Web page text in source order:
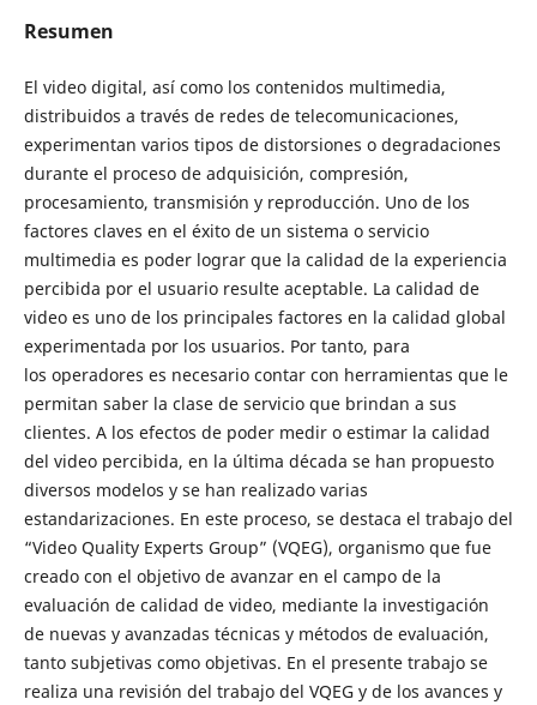
Resumen
El video digital, así como los contenidos multimedia,
distribuidos a través de redes de telecomunicaciones,
experimentan varios tipos de distorsiones o degradaciones
durante el proceso de adquisición, compresión,
procesamiento, transmisión y reproducción. Uno de los
factores claves en el éxito de un sistema o servicio
multimedia es poder lograr que la calidad de la experiencia
percibida por el usuario resulte aceptable. La calidad de
video es uno de los principales factores en la calidad global
experimentada por los usuarios. Por tanto, para
los operadores es necesario contar con herramientas que le
permitan saber la clase de servicio que brindan a sus
clientes. A los efectos de poder medir o estimar la calidad
del video percibida, en la última década se han propuesto
diversos modelos y se han realizado varias
estandarizaciones. En este proceso, se destaca el trabajo del
“Video Quality Experts Group” (VQEG), organismo que fue
creado con el objetivo de avanzar en el campo de la
evaluación de calidad de video, mediante la investigación
de nuevas y avanzadas técnicas y métodos de evaluación,
tanto subjetivas como objetivas. En el presente trabajo se
realiza una revisión del trabajo del VQEG y de los avances y